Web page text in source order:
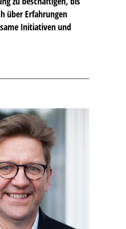
über Erfahrungen
Initiativen und